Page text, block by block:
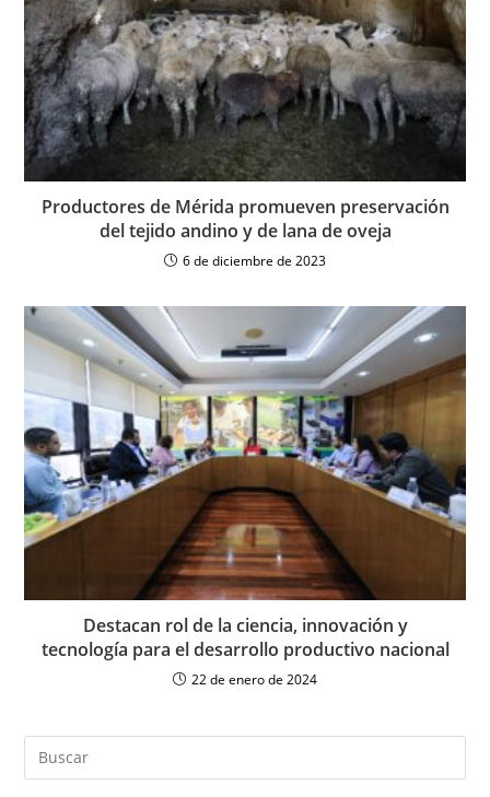
Productores de Mérida promueven preservación
del tejido andino y de lana de oveja
6 de diciembre de 2023
Destacan rol de la ciencia, innovación y
tecnología para el desarrollo productivo nacional
22 de enero de 2024